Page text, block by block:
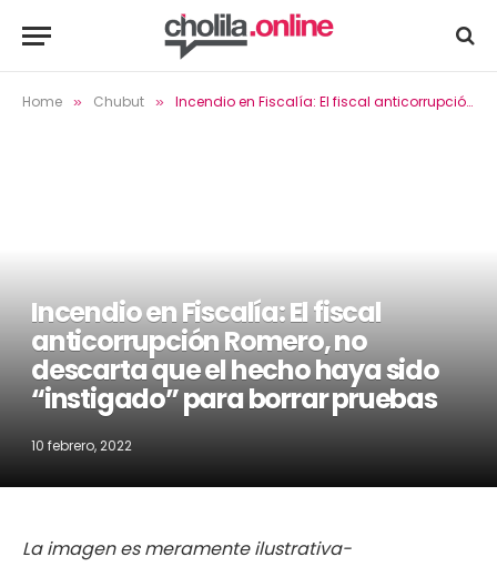
Home » Chubut » Incendio en Fiscalía: El fiscal anticorrupción Romero, no descarta que el hecho haya sido “instigado” para borrar pruebas
Incendio en Fiscalía: El fiscal
anticorrupción Romero, no
descarta que el hecho haya sido
“instigado” para borrar pruebas
10 febrero, 2022
La imagen es meramente ilustrativa-